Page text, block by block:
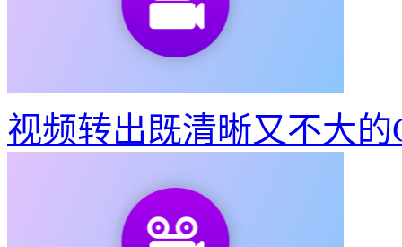
视频转出既清晰又不大的